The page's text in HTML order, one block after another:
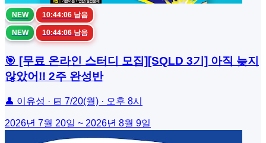
NEW 10:44:06 남음
NEW 10:44:06 남음
🎯 [무료 온라인 스터디 모집][SQLD 3기] 아직 늦지
않았어!! 2주 완성반
👤 이유성 · 📅 7/20(월) · 오후 8시
2026년 7월 20일 ~ 2026년 8월 9일